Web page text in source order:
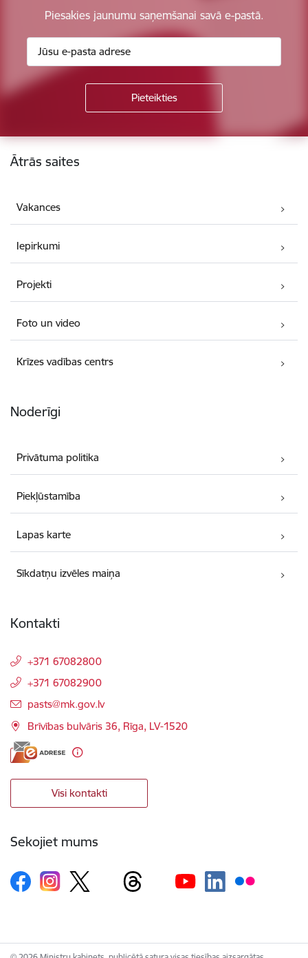
Piesakies jaunumu saņemšanai savā e-pastā.
Kājene
Ātrās saites
Vakances
Iepirkumi
Projekti
Foto un video
Krīzes vadības centrs
Noderīgi
Privātuma politika
Piekļūstamība
Lapas karte
Sīkdatņu izvēles maiņa
Kontakti
+371 67082800
+371 67082900
E-pasts:
pasts@mk.gov.lv
Brīvības bulvāris 36, Rīga, LV-1520
Visi kontakti
Sekojiet mums